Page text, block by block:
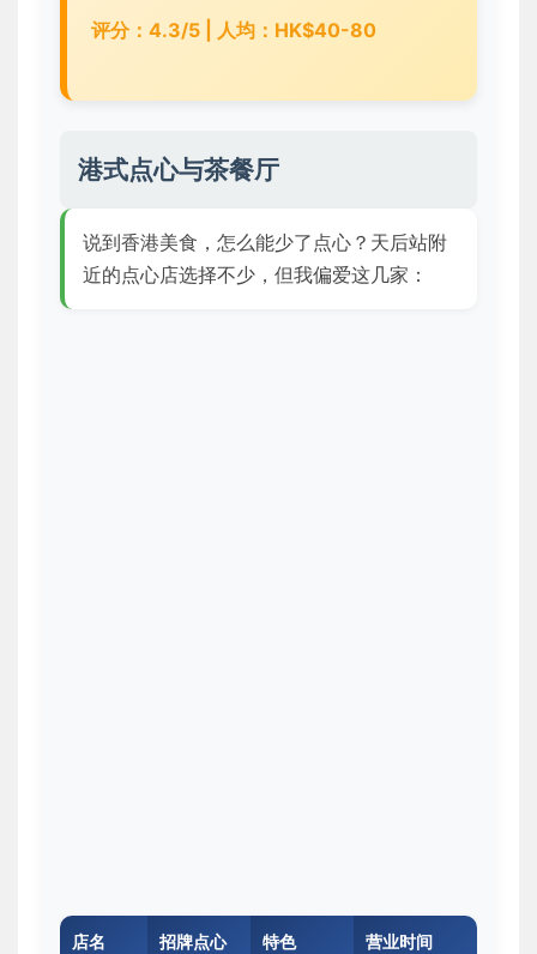
评分：4.3/5 | 人均：HK$40-80
港式点心与茶餐厅
说到香港美食，怎么能少了点心？天后站附
近的点心店选择不少，但我偏爱这几家：
店名 招牌点心 特色 营业时间